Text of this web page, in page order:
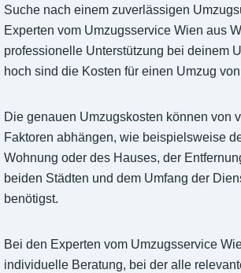
Suche nach einem zuverlässigen
Experten vom Umzugsservice Wien aus
professionelle Unterstützung bei deinem
hoch sind die Kosten für einen Umzug
Die genauen Umzugskosten können von
Faktoren abhängen, wie beispielsweise
Wohnung oder des Hauses, der
beiden Städten und dem Umfang der
benötigst.
Bei den Experten vom Umzugsservice
individuelle Beratung, bei der alle